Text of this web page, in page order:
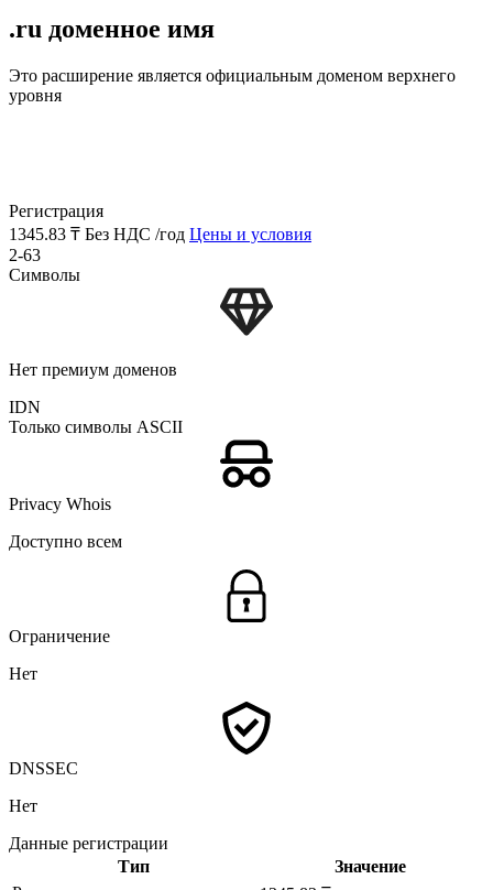
.ru доменное имя
Это расширение является официальным доменом верхнего
уровня
Регистрация
1345.83 ₸ Без НДС /год Цены и условия
2-63
Символы
Нет премиум доменов
IDN
Только символы ASCII
Privacy Whois
Доступно всем
Ограничение
Нет
DNSSEC
Нет
Данные регистрации
Тип
Значение